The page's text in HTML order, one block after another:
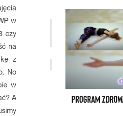
w
czy
na
z
No
w
A